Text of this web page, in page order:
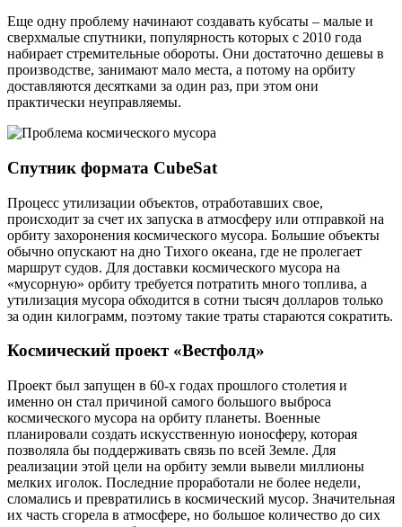
Еще одну проблему начинают создавать кубсаты – малые и
сверхмалые спутники, популярность которых с 2010 года
набирает стремительные обороты. Они достаточно дешевы в
производстве, занимают мало места, а потому на орбиту
доставляются десятками за один раз, при этом они
практически неуправляемы.
Спутник формата CubeSat
Процесс утилизации объектов, отработавших свое,
происходит за счет их запуска в атмосферу или отправкой на
орбиту захоронения космического мусора. Большие объекты
обычно опускают на дно Тихого океана, где не пролегает
маршрут судов. Для доставки космического мусора на
«мусорную» орбиту требуется потратить много топлива, а
утилизация мусора обходится в сотни тысяч долларов только
за один килограмм, поэтому такие траты стараются сократить.
Космический проект «Вестфолд»
Проект был запущен в 60-х годах прошлого столетия и
именно он стал причиной самого большого выброса
космического мусора на орбиту планеты. Военные
планировали создать искусственную ионосферу, которая
позволяла бы поддерживать связь по всей Земле. Для
реализации этой цели на орбиту земли вывели миллионы
мелких иголок. Последние проработали не более недели,
сломались и превратились в космический мусор. Значительная
их часть сгорела в атмосфере, но большое количество до сих